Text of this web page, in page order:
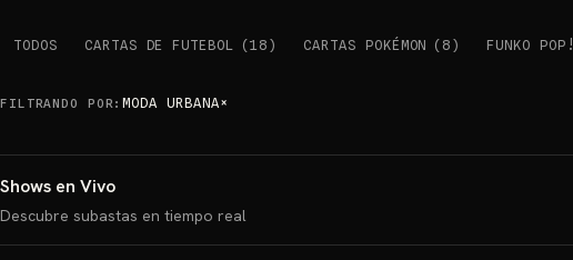
TODOS CARTAS DE FUTEBOL (18 ) CARTAS POKÉMON ( 8 ) FUNKO POP!
FILTRANDO POR: MODA URBANA×
Shows en Vivo
Descubre subastas en tiempo real